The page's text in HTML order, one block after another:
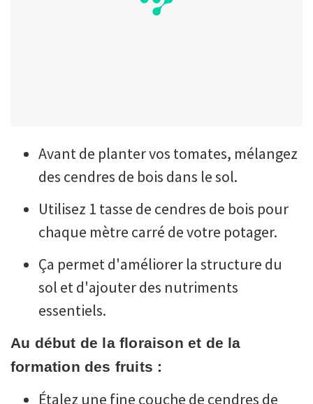
Avant de planter vos tomates, mélangez
des cendres de bois dans le sol.
Utilisez 1 tasse de cendres de bois pour
chaque mètre carré de votre potager.
Ça permet d'améliorer la structure du
sol et d'ajouter des nutriments
essentiels.
Au début de la floraison et de la
formation des fruits :
Étalez une fine couche de cendres de